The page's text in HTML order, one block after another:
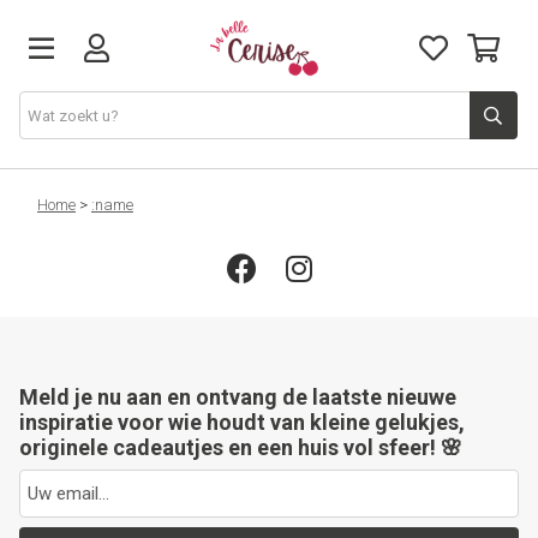
Just arrived
Juwelen & Accessoires
Lifestyle & Gifts
Cadeaubon
Home > :name
Meld je nu aan en ontvang de laatste nieuwe
inspiratie voor wie houdt van kleine gelukjes,
originele cadeautjes en een huis vol sfeer! 🌸